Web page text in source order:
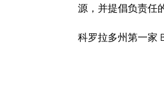
源，并提倡负责任
科罗拉多州第一家